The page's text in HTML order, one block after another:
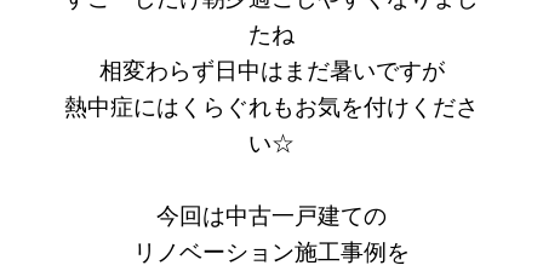
たね
相変わらず日中はまだ暑いですが
熱中症にはくらぐれもお気を付けくださ
い☆
今回は中古一戸建ての
リノベーション施工事例を